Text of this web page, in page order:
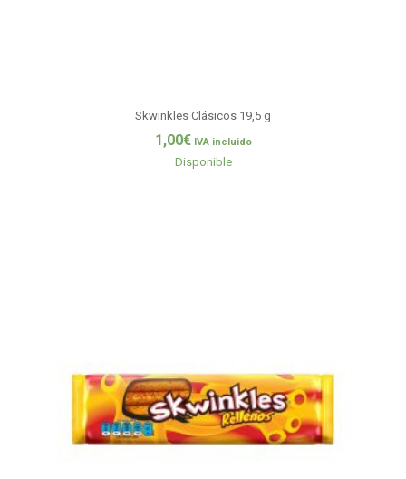
Skwinkles Clásicos 19,5 g
1,00€ IVA incluido
Disponible